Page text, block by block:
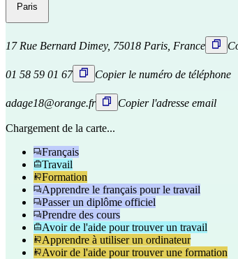
Paris
17 Rue Bernard Dimey, 75018 Paris, France
01 58 59 01 67 Copier le numéro de téléphone
adage18@orange.fr Copier l'adresse email
Chargement de la carte...
Français
Travail
Formation
Apprendre le français pour le travail
Passer un diplôme officiel
Prendre des cours
Avoir de l'aide pour trouver un travail
Apprendre à utiliser un ordinateur
Avoir de l'aide pour trouver une formation